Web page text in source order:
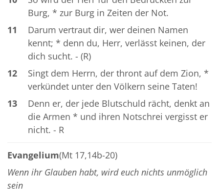
Burg, * zur Burg in Zeiten der Not.
11
Darum vertraut dir, wer deinen Namen
kennt; * denn du, Herr, verlässt keinen, der
dich sucht. - (R)
12
Singt dem Herrn, der thront auf dem Zion, *
verkündet unter den Völkern seine Taten!
13
Denn er, der jede Blutschuld rächt, denkt an
die Armen * und ihren Notschrei vergisst er
nicht. - R
Evangelium(Mt 17,14b-20)
Wenn ihr Glauben habt, wird euch nichts unmöglich
sein